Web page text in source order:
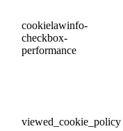
cookielawinfo-
checkbox-
performance
viewed_cookie_policy